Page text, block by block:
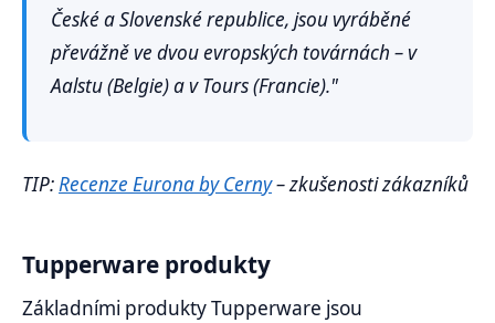
České a Slovenské republice, jsou vyráběné
převážně ve dvou evropských továrnách – v
Aalstu (Belgie) a v Tours (Francie)."
TIP:Recenze Eurona by Cerny– zkušenosti zákazníků
Tupperware produkty
Základními produkty Tupperware jsou